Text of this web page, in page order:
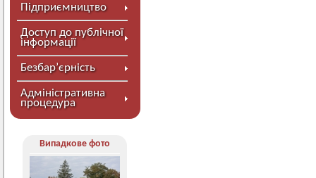
Підприємництво
Доступ до публічної
інформації
Безбар’єрність
Адміністративна
процедура
Випадкове фото